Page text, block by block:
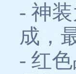
- 神
成，
- 红